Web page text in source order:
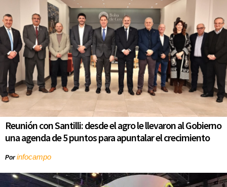
Reunión con Santilli: desde el agro le llevaron al Gobierno
una agenda de 5 puntos para apuntalar el crecimiento
Porinfocampo